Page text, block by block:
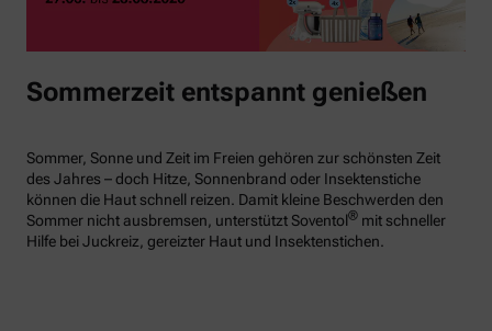
Sommerzeit entspannt genießen
Sommer, Sonne und Zeit im Freien gehören zur schönsten Zeit
des Jahres – doch Hitze, Sonnenbrand oder Insektenstiche
können die Haut schnell reizen. Damit kleine Beschwerden den
Sommer nicht ausbremsen, unterstützt Soventol® mit schneller
Hilfe bei Juckreiz, gereizter Haut und Insektenstichen.